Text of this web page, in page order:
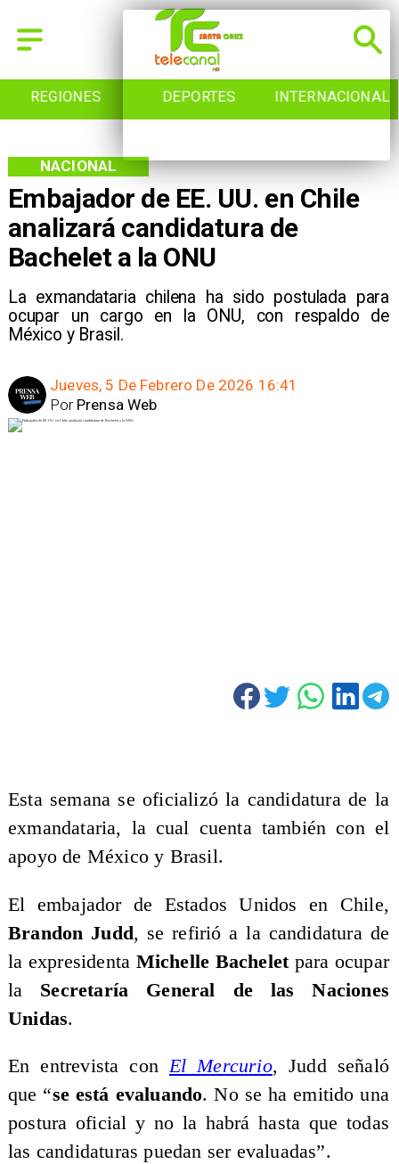
REGIONES DEPORTES INTERNACIONAL
Embajador de EE. UU. en Chile
analizará candidatura de
Bachelet a la ONU
La exmandataria chilena ha sido postulada para
ocupar un cargo en la ONU, con respaldo de
México y Brasil.
NACIONAL
Jueves, 5 De Febrero De 2026 16:41
Prensa Web
Por
Esta semana se oficializó la candidatura de la
exmandataria, la cual cuenta también con el
apoyo de México y Brasil.
El embajador de Estados Unidos en Chile,
Brandon Judd, se refirió a la candidatura de
la expresidenta Michelle Bacheletpara ocupar
la Secretaría General de las Naciones
Unidas.
En entrevista conEl Mercurio, Judd señaló
que “se está evaluando. No se ha emitido una
postura oficial y no la habrá hasta que todas
las candidaturas puedan ser evaluadas”.